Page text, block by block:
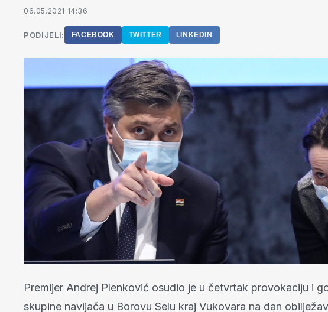
06.05.2021 14:36
PODIJELI: FACEBOOK TWITTER LINKEDIN
Premijer Andrej Plenković osudio je u četvrtak provokaciju i
skupine navijača u Borovu Selu kraj Vukovara na dan